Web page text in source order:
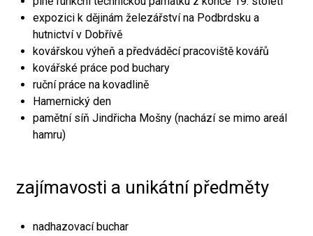
expozici k dějinám železářství na Podbrdsku a
hutnictví v Dobřívě
kovářskou výheň a předváděcí pracoviště kovářů
kovářské práce pod buchary
ruční práce na kovadlině
Hamernický den
pamětní síň Jindřicha Mošny (nachází se mimo areál
hamru)
zajímavosti a unikátní předměty
nadhazovací buchar